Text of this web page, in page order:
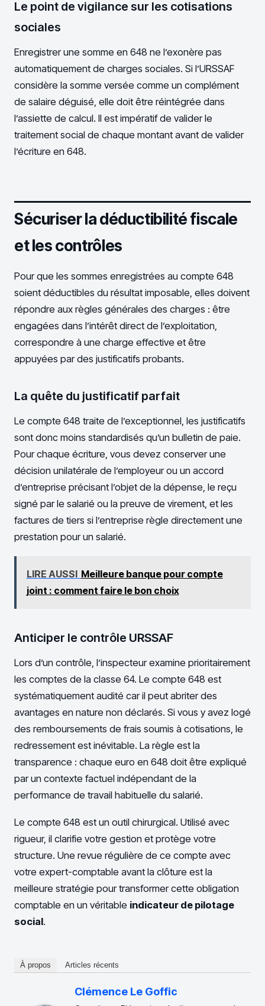
Le point de vigilance sur les cotisations
sociales
Enregistrer une somme en 648 ne l’exonère pas
automatiquement de charges sociales. Si l’URSSAF
considère la somme versée comme un complément
de salaire déguisé, elle doit être réintégrée dans
l’assiette de calcul. Il est impératif de valider le
traitement social de chaque montant avant de valider
l’écriture en 648.
Sécuriser la déductibilité fiscale
et les contrôles
Pour que les sommes enregistrées au compte 648
soient déductibles du résultat imposable, elles doivent
répondre aux règles générales des charges : être
engagées dans l’intérêt direct de l’exploitation,
correspondre à une charge effective et être
appuyées par des justificatifs probants.
La quête du justificatif parfait
Le compte 648 traite de l’exceptionnel, les justificatifs
sont donc moins standardisés qu’un bulletin de paie.
Pour chaque écriture, vous devez conserver une
décision unilatérale de l’employeur ou un accord
d’entreprise précisant l’objet de la dépense, le reçu
signé par le salarié ou la preuve de virement, et les
factures de tiers si l’entreprise règle directement une
prestation pour un salarié.
LIRE AUSSI Meilleure banque pour compte
joint : comment faire le bon choix
Anticiper le contrôle URSSAF
Lors d’un contrôle, l’inspecteur examine prioritairement
les comptes de la classe 64. Le compte 648 est
systématiquement audité car il peut abriter des
avantages en nature non déclarés. Si vous y avez logé
des remboursements de frais soumis à cotisations, le
redressement est inévitable. La règle est la
transparence : chaque euro en 648 doit être expliqué
par un contexte factuel indépendant de la
performance de travail habituelle du salarié.
Le compte 648 est un outil chirurgical. Utilisé avec
rigueur, il clarifie votre gestion et protège votre
structure. Une revue régulière de ce compte avec
votre expert-comptable avant la clôture est la
meilleure stratégie pour transformer cette obligation
comptable en un véritable indicateur de pilotage
social.
À propos Articles récents
Clémence Le Goffic